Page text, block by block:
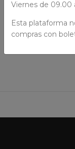
Viernes de 09.00
Esta plataforma
compras con